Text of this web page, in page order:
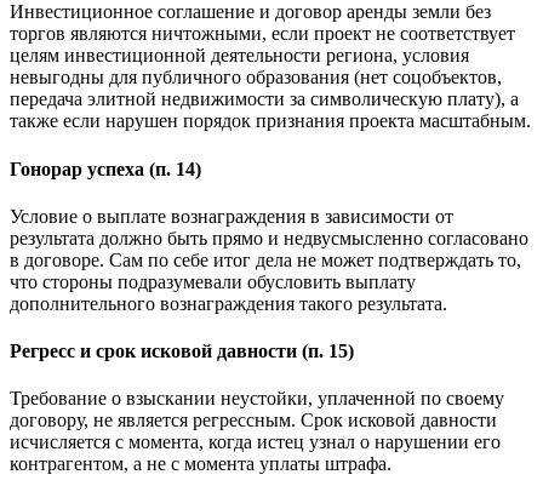
Инвестиционное соглашение и договор аренды земли без
торгов являются ничтожными, если проект не соответствует
целям инвестиционной деятельности региона, условия
невыгодны для публичного образования (нет соцобъектов,
передача элитной недвижимости за символическую плату), а
также если нарушен порядок признания проекта масштабным.
Гонорар успеха (п. 14)
Условие о выплате вознаграждения в зависимости от
результата должно быть прямо и недвусмысленно согласовано
в договоре. Сам по себе итог дела не может подтверждать то,
что стороны подразумевали обусловить выплату
дополнительного вознаграждения такого результата.
Регресс и срок исковой давности (п. 15)
Требование о взыскании неустойки, уплаченной по своему
договору, не является регрессным. Срок исковой давности
исчисляется с момента, когда истец узнал о нарушении его
контрагентом, а не с момента уплаты штрафа.